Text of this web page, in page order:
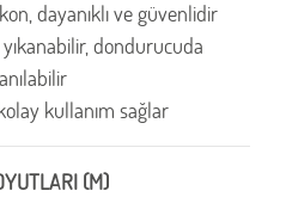
dayanıklı ve güvenlidir
dondurucuda
kullanım sağlar
(M)